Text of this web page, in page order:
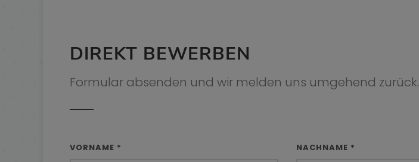
DIREKT BEWERBEN
Formular absenden und wir melden uns umgehend zurück.
VORNAME * NACHNAME *